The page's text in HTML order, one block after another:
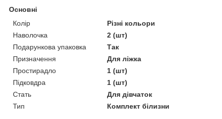
Основні
Колір
Різні кольори
Наволочка
2 (шт)
Подарункова упаковка
Так
Призначення
Для ліжка
Простирадло
1 (шт)
Підковдра
1 (шт)
Стать
Для дівчаток
Тип
Комплект білизни